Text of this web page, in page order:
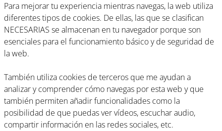
Para mejorar tu experiencia mientras navegas, la web utiliza
diferentes tipos de cookies. De ellas, las que se clasifican
NECESARIAS se almacenan en tu navegador porque son
esenciales para el funcionamiento básico y de seguridad de
la web.
También utiliza cookies de terceros que me ayudan a
analizar y comprender cómo navegas por esta web y que
también permiten añadir funcionalidades como la
posibilidad de que puedas ver vídeos, escuchar audio,
compartir información en las redes sociales, etc.